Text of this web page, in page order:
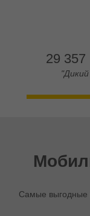
29 357
Самые выгодные